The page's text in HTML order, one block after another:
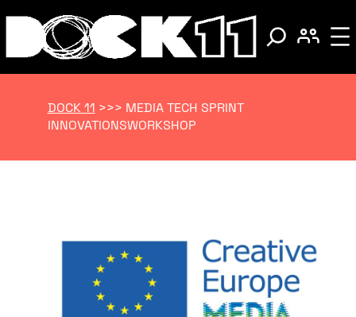
DOCK 11 >>> MEDIA TECH SPRINT
INNOVATIONSWORKSHOP